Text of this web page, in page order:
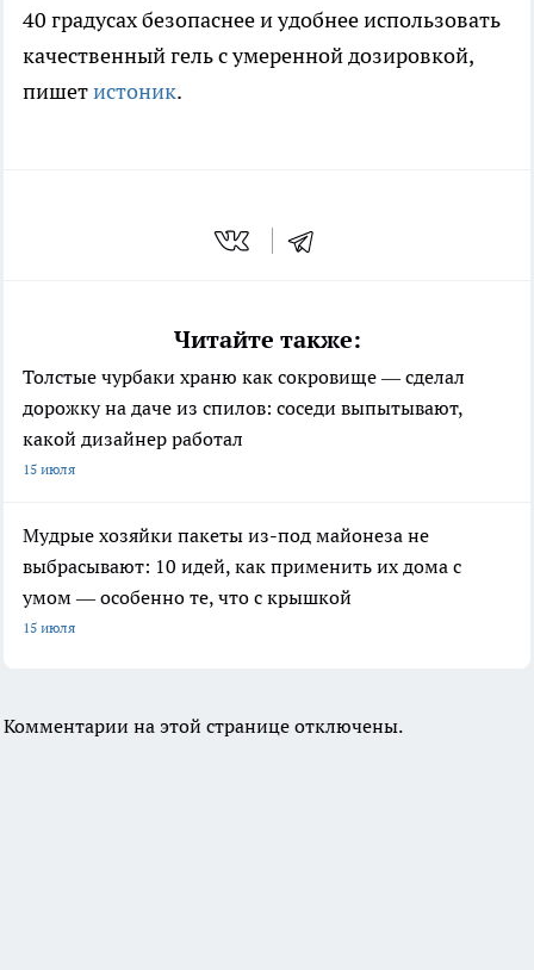
40 градусах безопаснее и удобнее использовать
качественный гель с умеренной дозировкой,
пишетистоник.
Читайте также:
Толстые чурбаки храню как сокровище — сделал
дорожку на даче из спилов: соседи выпытывают,
какой дизайнер работал
15 июля
Мудрые хозяйки пакеты из-под майонеза не
выбрасывают: 10 идей, как применить их дома с
умом — особенно те, что с крышкой
15 июля
Комментарии на этой странице отключены.